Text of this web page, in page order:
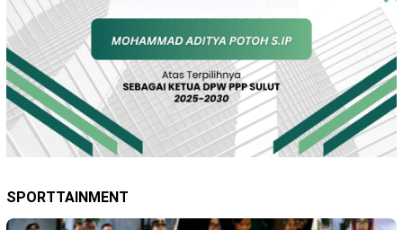
SPORTTAINMENT